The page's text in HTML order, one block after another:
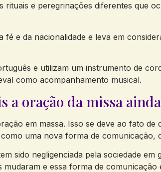
e peregrinações diferentes que
e da nacionalidade e leva em
e utilizam um instrumento de
como acompanhamento musical.
a oração da missa
em massa. Isso se deve ao fato
uma nova forma de comunicação,
sido negligenciada pela sociedade
e essa forma de